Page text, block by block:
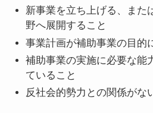
新事業を立ち上げる、また
野へ展開すること
事業計画が補助事業の目的
補助事業の実施に必要な能
ていること
反社会的勢力との関係がな